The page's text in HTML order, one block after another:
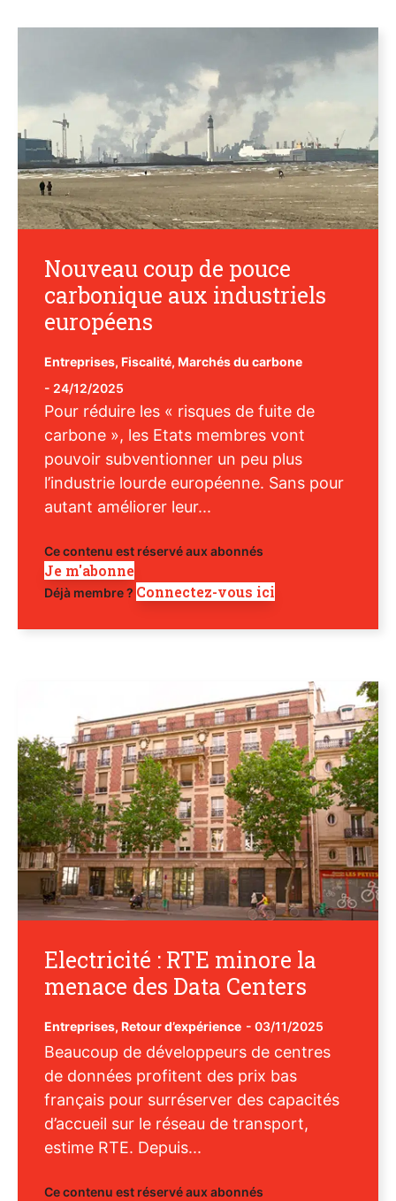
Nouveau coup de pouce
carbonique aux industriels
européens
Entreprises, Fiscalité, Marchés du carbone
- 24/12/2025
Pour réduire les « risques de fuite de
carbone », les Etats membres vont
pouvoir subventionner un peu plus
l’industrie lourde européenne. Sans pour
autant améliorer leur...
Ce contenu est réservé aux abonnés
Je m'abonne
Déjà membre ? Connectez-vous ici
Electricité : RTE minore la
menace des Data Centers
Entreprises, Retour d’expérience - 03/11/2025
Beaucoup de développeurs de centres
de données profitent des prix bas
français pour surréserver des capacités
d’accueil sur le réseau de transport,
estime RTE. Depuis...
Ce contenu est réservé aux abonnés